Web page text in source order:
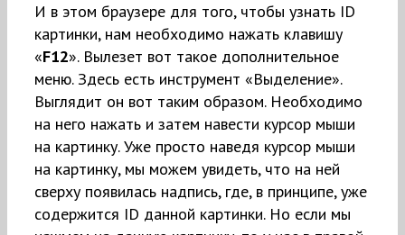
И в этом браузере для того, чтобы узнать ID
картинки, нам необходимо нажать клавишу
«F12». Вылезет вот такое дополнительное
меню. Здесь есть инструмент «Выделение».
Выглядит он вот таким образом. Необходимо
на него нажать и затем навести курсор мыши
на картинку. Уже просто наведя курсор мыши
на картинку, мы можем увидеть, что на ней
сверху появилась надпись, где, в принципе, уже
содержится ID данной картинки. Но если мы